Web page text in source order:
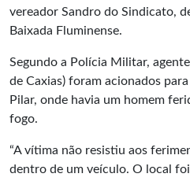
vereador Sandro do Sindicato,
Baixada Fluminense.
Segundo a Polícia Militar,
de Caxias) foram acionados
Pilar, onde havia um homem
fogo.
“A vítima não resistiu aos
dentro de um veículo. O local